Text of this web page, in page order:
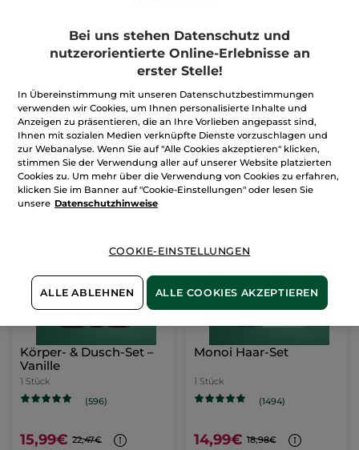
Haarpflege-Set – Repair
(2)
12,99€ 16,98€
IN DEN
WARENKORB
Monoi Handcreme-Set
1 Stück
(746)
5,99€ 6,98€
IN DEN
WARENKORB
Körper- & Dusch-Set –
Vanille
1 Stück
(596)
15,99€ 22,47€
Monoi Haar-Set
1 Stück
(1494)
14,99€ 18,98€
Bei uns stehen Datenschutz und
nutzerorientierte Online-Erlebnisse an
erster Stelle!
In Übereinstimmung mit unseren Datenschutzbestimmungen
verwenden wir Cookies, um Ihnen personalisierte Inhalte und
Anzeigen zu präsentieren, die an Ihre Vorlieben angepasst sind,
Ihnen mit sozialen Medien verknüpfte Dienste vorzuschlagen und
zur Webanalyse. Wenn Sie auf "Alle Cookies akzeptieren" klicken,
stimmen Sie der Verwendung aller auf unserer Website platzierten
Cookies zu. Um mehr über die Verwendung von Cookies zu erfahren,
klicken Sie im Banner auf "Cookie-Einstellungen" oder lesen Sie
unsere Datenschutzhinweise
COOKIE-EINSTELLUNGEN
ALLE ABLEHNEN ALLE COOKIES AKZEPTIEREN